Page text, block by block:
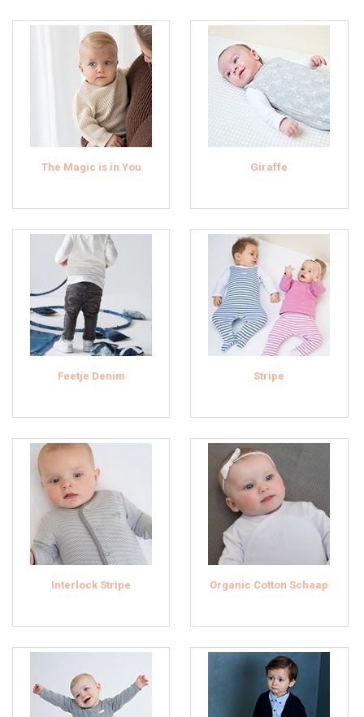
The Magic is in You Giraffe
Feetje Denim Stripe
Interlock Stripe Organic Cotton Schaap